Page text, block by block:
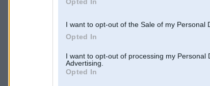
I want to opt-out of the Sale of my Personal
Opted In
I want to opt-out of processing my Personal
Advertising.
Opted In
26. Apr 2004
Rīga
Iedodot info krieviski
iemācīsim vs.